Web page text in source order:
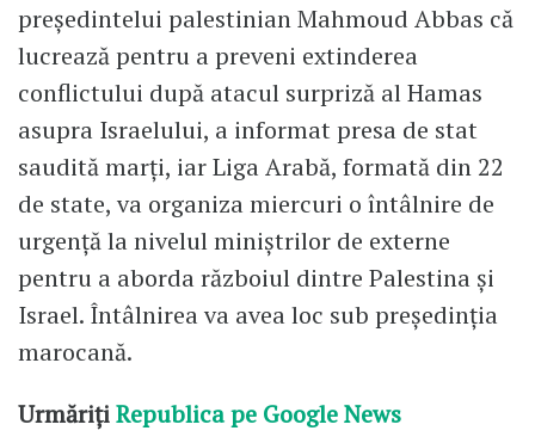
preşedintelui palestinian Mahmoud Abbas că
lucrează pentru a preveni extinderea
conflictului după atacul surpriză al Hamas
asupra Israelului, a informat presa de stat
saudită marţi, iar Liga Arabă, formată din 22
de state, va organiza miercuri o întâlnire de
urgenţă la nivelul miniştrilor de externe
pentru a aborda războiul dintre Palestina şi
Israel. Întâlnirea va avea loc sub preşedinţia
marocană.
UrmărițiRepublica pe Google News